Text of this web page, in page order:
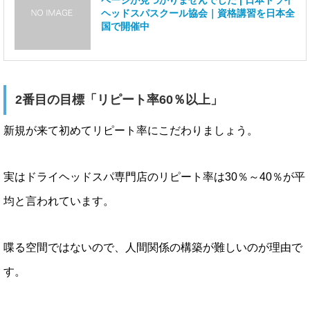
ヘッドスパスクール協会｜資格講習を日本全
国で開催中
2番目の目標「リピート率60％以上」
新規が来て初めてリピート率にこだわりましょう。
実はドライヘッドスパ専門店のリピート率は30％～40％が平
均と言われています。
喋る空間ではないので、人間関係の構築が難しいのが理由で
す。